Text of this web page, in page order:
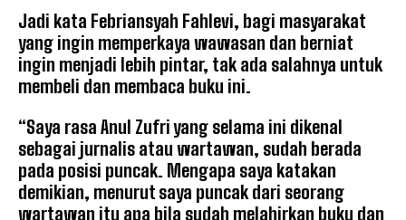
Jadi kata Febriansyah Fahlevi, bagi masyarakat
yang ingin memperkaya wawasan dan berniat
ingin menjadi lebih pintar, tak ada salahnya untuk
membeli dan membaca buku ini.
“Saya rasa Anul Zufri yang selama ini dikenal
sebagai jurnalis atau wartawan, sudah berada
pada posisi puncak. Mengapa saya katakan
demikian, menurut saya puncak dari seorang
wartawan itu apa bila sudah melahirkan buku dan